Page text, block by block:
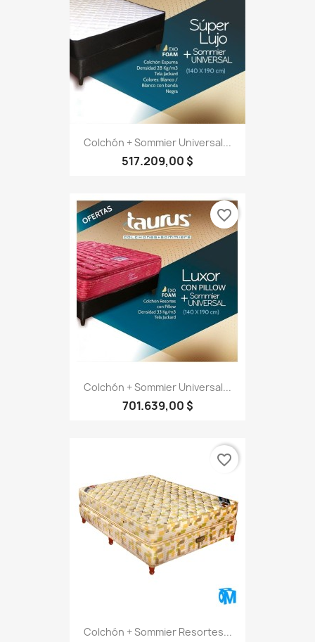
Colchón + Sommier Universal...
517.209,00 $
Colchón + Sommier Universal...
701.639,00 $
favorite_border
Colchón + Sommier Resortes...
favorite_border